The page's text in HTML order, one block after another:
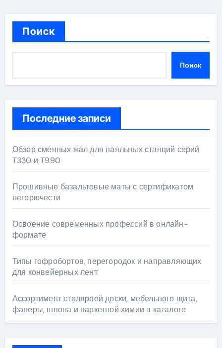
Поиск
Поиск
Последние записи
Обзор сменных жал для паяльных станций серий
T330 и T990
Прошивные базальтовые маты с сертификатом
негорючести
Освоение современных профессий в онлайн-
формате
Типы гофробортов, перегородок и направляющих
для конвейерных лент
Ассортимент столярной доски, мебельного щита,
фанеры, шпона и паркетной химии в каталоге